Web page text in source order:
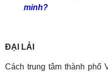
minh?
ĐẠI LẢI
Cách trung tâm thành phố